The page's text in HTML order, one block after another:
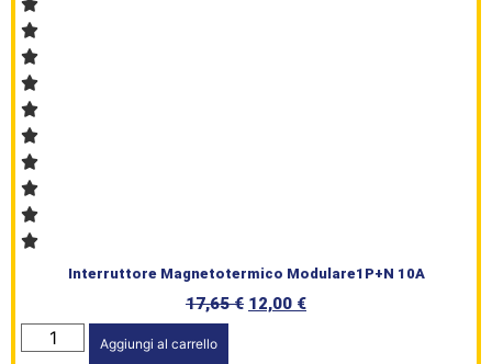
Interruttore Magnetotermico Modulare1P+N 10A
17,65€ 12,00 €
Aggiungi al carrello